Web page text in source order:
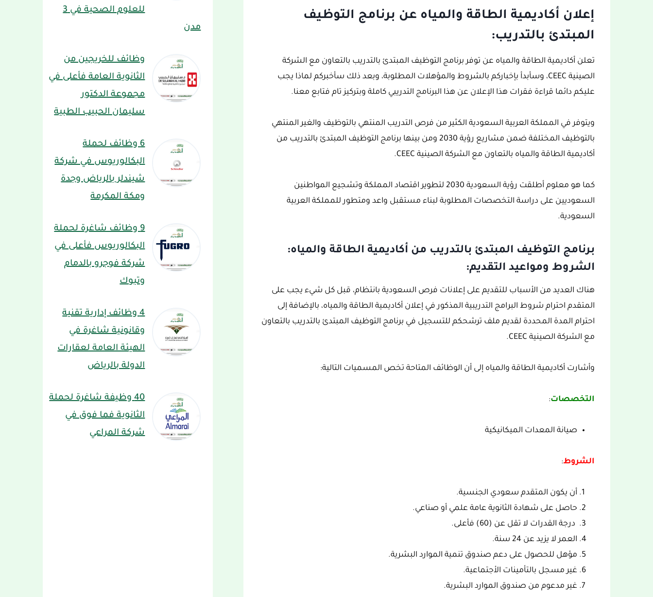
إعلان أكاديمية الطاقة والمياه عن برنامج التوظيف
المبتدئ بالتدريب:
تعلن أكاديمية الطاقة والمياه عن توفر برنامج التوظيف المبتدئ بالتدريب بالتعاون مع الشركة
الصينية CEEC، وسأبدأ بإخباركم بالشروط والمؤهلات المطلوبة، وبعد ذلك سأخبركم لماذا يجب
عليكم دائما قراءة فقرات هذا الإعلان عن هذا البرنامج التدريبي كاملة وبتركيز تام فتابع معنا.
ويتوفر في المملكة العربية السعودية الكثير من فرص التدريب المنتهي بالتوظيف والغير المنتهي
بالتوظيف المختلفة ضمن مشاريع رؤية 2030 ومن بينها برنامج التوظيف المبتدئ بالتدريب من
أكاديمية الطاقة والمياه بالتعاون مع الشركة الصينية CEEC.
كما هو معلوم أطلقت رؤية السعودية 2030 لتطوير اقتصاد المملكة وتشجيع المواطنين
السعوديين على دراسة التخصصات المطلوبة لبناء مستقبل واعد ومتطور للمملكة العربية
السعودية.
برنامج التوظيف المبتدئ بالتدريب من أكاديمية الطاقة والمياه:
الشروط ومواعيد التقديم:
هناك العديد من الأسباب للتقديم على إعلانات فرص السعودية بانتظام، قبل كل شيء يجب على
المتقدم احترام شروط البرامج التدريبية المذكور في إعلان أكاديمية الطاقة والمياه، بالإضافة إلى
احترام المدة المحددة لقديم ملف ترشحكم للتسجيل في برنامج التوظيف المبتدئ بالتدريب بالتعاون
مع الشركة الصينية CEEC.
وأشارت أكاديمية الطاقة والمياه إلى أن الوظائف المتاحة تخص المسميات التالية:
التخصصات:
صيانة المعدات الميكانيكية
الشروط:
أن يكون المتقدم سعودي الجنسية.
حاصل على شهادة الثانوية عامة علمي أو صناعي.
درجة القدرات لا تقل عن (60) فأعلى.
العمر لا يزيد عن 24 سنة.
مؤهل للحصول على دعم صندوق تنمية الموارد البشرية.
غير مسجل بالتأمينات الأجتماعية.
غير مدعوم من صندوق الموارد البشرية.
للعلوم الصحية في 3
مدن
وظائف للخريجين من
الثانوية العامة فأعلى في
مجموعة الدكتور
سليمان الحبيب الطبية
6 وظائف لحملة
البكالوريوس في شركة
شيندلر بالرياض وجدة
ومكة المكرمة
9 وظائف شاغرة لحملة
البكالوريوس فأعلى في
شركة فوجرو بالدمام
وتبوك
4 وظائف إدارية تقنية
وقانونية شاغرة في
الهيئة العامة لعقارات
الدولة بالرياض
40 وظيفة شاغرة لحملة
الثانوية فما فوق في
شركة المراعي